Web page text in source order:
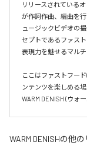
リリースされている
が作詞作曲、編曲を
ュージックビデオの
セプトであるファス
表現力を魅せるマル
ここはファストフー
ンテンツを楽しめる
WARM DENISH (ウォ
WARM DENISHの他の